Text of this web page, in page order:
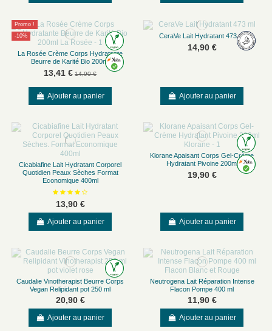
Promo !
-10%
La Rosée Crème Corps Hydratante
Beurre de Karité Bio 200ml
13,41 € 14,90 €
Ajouter au panier
CeraVe Lait Hydratant 473 ml
14,90 €
Ajouter au panier
Cicabiafine Lait Hydratant Corporel
Quotidien Peaux Sèches Format
Economique 400ml
13,90 €
Ajouter au panier
Klorane Apaisant Corps Gel-Crème
Hydratant Pivoine 200ml
19,90 €
Ajouter au panier
Caudalie Vinotherapist Beurre Corps
Vegan Relipidant pot 250 ml
20,90 €
Ajouter au panier
Neutrogena Lait Réparation Intense
Flacon Pompe 400 ml
11,90 €
Ajouter au panier